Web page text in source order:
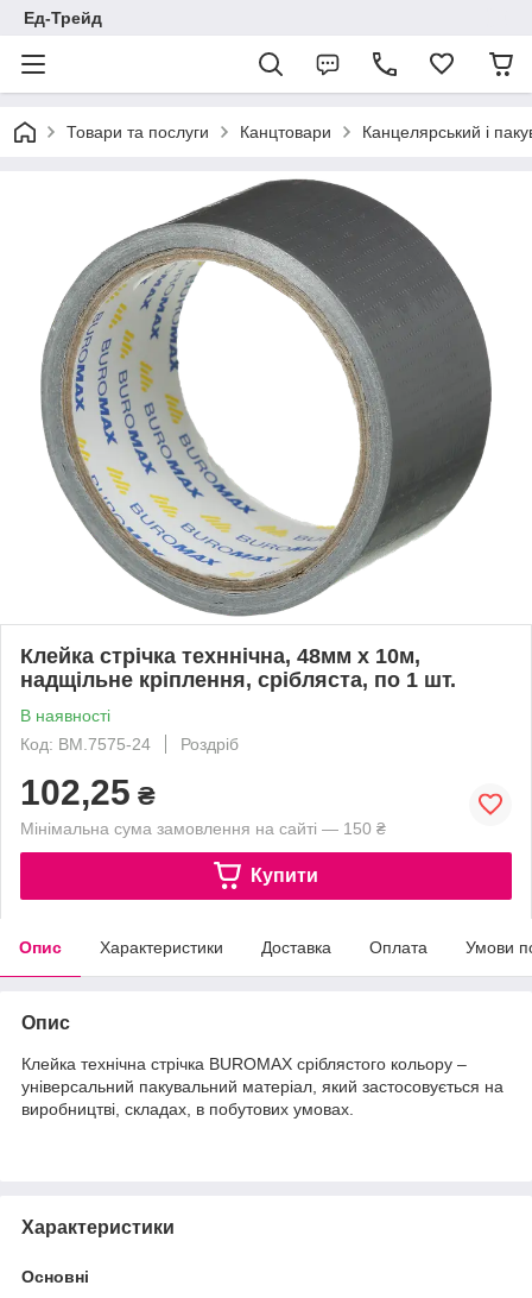
Ед-Трейд
Товари та послуги Канцтовари Канцелярський і
Клейка стрічка техннічна, 48мм x 10м,
надщільне кріплення, срібляста, по 1 шт.
В наявності
Код: BM.7575-24
Роздріб
102,25 ₴
Мінімальна сума замовлення на сайті — 150 ₴
Купити
Опис Характеристики Доставка Оплата Умови
Опис
Клейка технічна стрічка BUROMAX сріблястого кольору –
універсальний пакувальний матеріал, який застосовується на
виробництві, складах, в побутових умовах.
Характеристики
Основні